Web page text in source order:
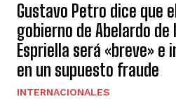
Gustavo Petro dice que el
gobierno de Abelardo de
Espriella será «breve» e
en un supuesto fraude
INTERNACIONALES